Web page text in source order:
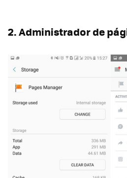
2. Administrador de